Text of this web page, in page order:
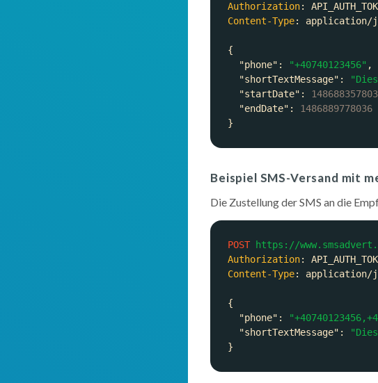
Authorization:
Content-Type:
"phone" : "+40740123456"
"shortTextMessage" :
"startDate" :
"endDate" : 1486889778036
Beispiel SMS-Versand mit
Die Zustellung der SMS an die
POST https://
Authorization:
Content-Type:
"phone" :
"shortTextMessage" :